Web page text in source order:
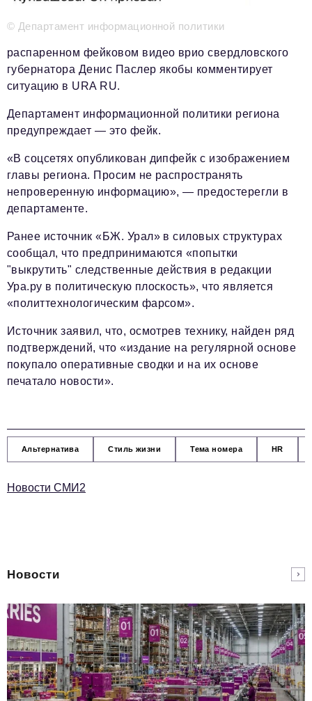
© Департамент информационной политики
распаренном фейковом видео врио свердловского
губернатора Денис Паслер якобы комментирует
ситуацию в URA RU.
Департамент информационной политики региона
предупреждает — это фейк.
«В соцсетях опубликован дипфейк с изображением
главы региона. Просим не распространять
непроверенную информацию», — предостерегли в
департаменте.
Ранее источник «БЖ. Урал» в силовых структурах
сообщал, что предпринимаются «попытки
"выкрутить" следственные действия в редакции
Ура.ру в политическую плоскость», что является
«политтехнологическим фарсом».
Источник заявил, что, осмотрев технику, найден ряд
подтверждений, что «издание на регулярной основе
покупало оперативные сводки и на их основе
печатало новости».
Альтернатива Стиль жизни Тема номера HR
Новости СМИ2
Новости